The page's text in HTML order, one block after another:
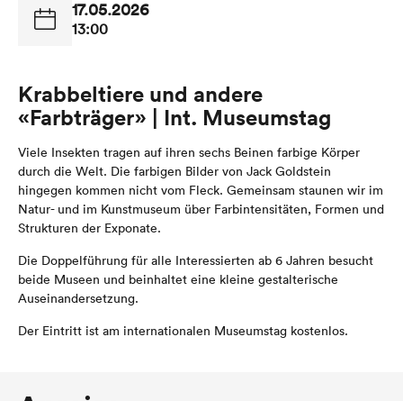
17.05.2026
13:00
Krabbeltiere und andere
«Farbträger» | Int. Museumstag
Viele Insekten tragen auf ihren sechs Beinen farbige Körper
durch die Welt. Die farbigen Bilder von Jack Goldstein
hingegen kommen nicht vom Fleck. Gemeinsam staunen wir im
Natur- und im Kunstmuseum über Farbintensitäten, Formen und
Strukturen der Exponate.
Die Doppelführung für alle Interessierten ab 6 Jahren besucht
beide Museen und beinhaltet eine kleine gestalterische
Auseinandersetzung.
Der Eintritt ist am internationalen Museumstag kostenlos.